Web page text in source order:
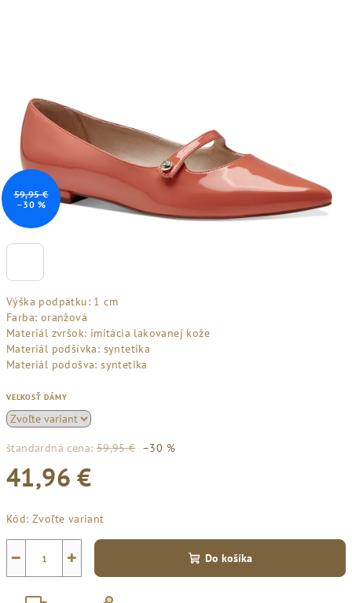
Výška podpätku: 1 cm
Farba: oranžová
Materiál zvršok: imitácia lakovanej kože
Materiál podšívka: syntetika
Materiál podošva: syntetika
VEĽKOSŤ DÁMY
štandardná cena: 59,95 € –30 %
41,96 €
cena:
Kód: Zvoľte variant
+
− Do košíka
59,95 €
–30 %